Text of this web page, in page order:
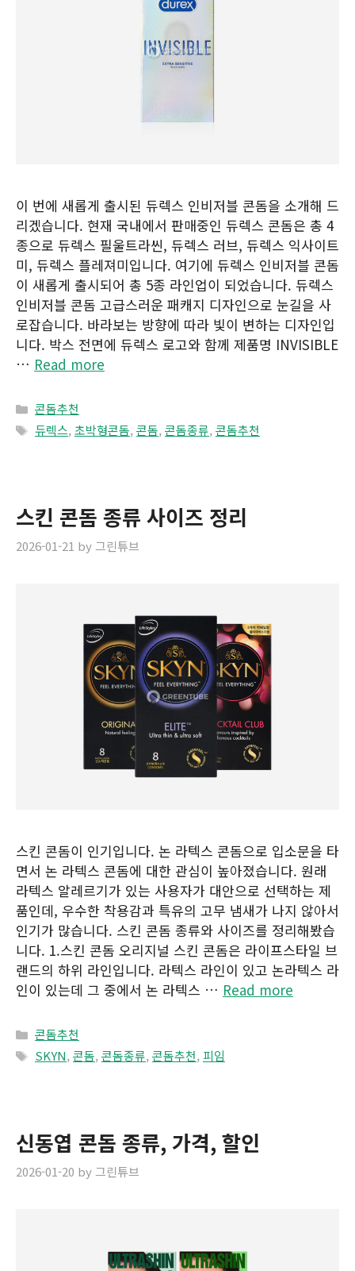
이 번에 새롭게 출시된 듀렉스 인비저블 콘돔을 소개해 드
리겠습니다. 현재 국내에서 판매중인 듀렉스 콘돔은 총 4
종으로 듀렉스 필울트라씬, 듀렉스 러브, 듀렉스 익사이트
미, 듀렉스 플레져미입니다. 여기에 듀렉스 인비저블 콘돔
이 새롭게 출시되어 총 5종 라인업이 되었습니다. 듀렉스
인비저블 콘돔 고급스러운 패캐지 디자인으로 눈길을 사
로잡습니다. 바라보는 방향에 따라 빛이 변하는 디자인입
니다. 박스 전면에 듀렉스 로고와 함께 제품명 INVISIBLE
… Read more
Categories
콘돔추천
Tags
듀렉스, 초박형콘돔, 콘돔, 콘돔종류, 콘돔추천
스킨 콘돔 종류 사이즈 정리
2026-01-21 by그린튜브
스킨 콘돔이 인기입니다. 논 라텍스 콘돔으로 입소문을 타
면서 논 라텍스 콘돔에 대한 관심이 높아졌습니다. 원래
라텍스 알레르기가 있는 사용자가 대안으로 선택하는 제
품인데, 우수한 착용감과 특유의 고무 냄새가 나지 않아서
인기가 많습니다. 스킨 콘돔 종류와 사이즈를 정리해봤습
니다. 1.스킨 콘돔 오리지널 스킨 콘돔은 라이프스타일 브
랜드의 하위 라인입니다. 라텍스 라인이 있고 논라텍스 라
인이 있는데 그 중에서 논 라텍스 … Read more
Categories
콘돔추천
Tags
SKYN,콘돔,콘돔종류,콘돔추천, 피임
신동엽 콘돔 종류, 가격, 할인
2026-01-20 by그린튜브